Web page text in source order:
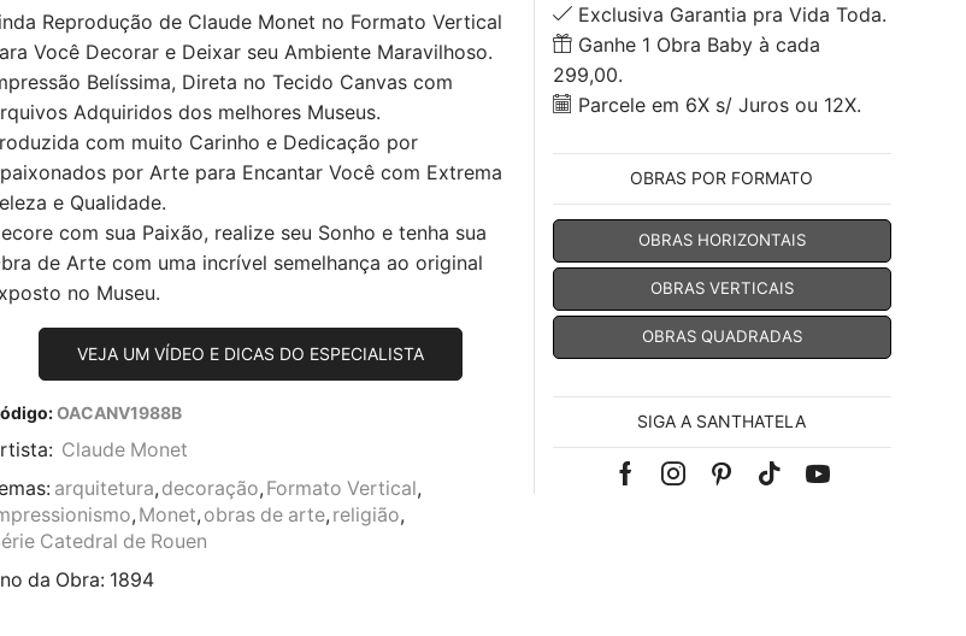
Reprodução de Claude Monet no Formato Vertical
Você Decorar e Deixar seu Ambiente Maravilhoso.
Belíssima, Direta no Tecido Canvas com
Adquiridos dos melhores Museus.
com muito Carinho e Dedicação por
por Arte para Encantar Você com Extrema
e Qualidade.
com sua Paixão, realize seu Sonho e tenha sua
de Arte com uma incrível semelhança ao original
no Museu.
VEJA UM VÍDEO E DICAS DO ESPECIALISTA
OACANV1988B
Claude Monet
arquitetura, decoração, Formato Vertical,
, Monet, obras de arte, religião,
Catedral de Rouen
da Obra: 1894
Exclusiva Garantia pra Vida Toda.
Ganhe 1 Obra Baby à cada
299,00.
Parcele em 6X s/ Juros ou 12X.
OBRAS POR FORMATO
OBRAS HORIZONTAIS
OBRAS VERTICAIS
OBRAS QUADRADAS
SIGA A SANTHATELA
FacebookInstagramPinterest
Tik-Youtube